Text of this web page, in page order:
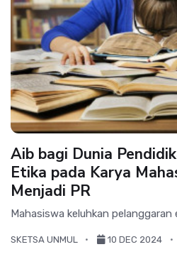
Aib bagi Dunia
Etika pada Karya
Menjadi PR
Mahasiswa keluhkan
SKETSA UNMUL 10 DEC 2024